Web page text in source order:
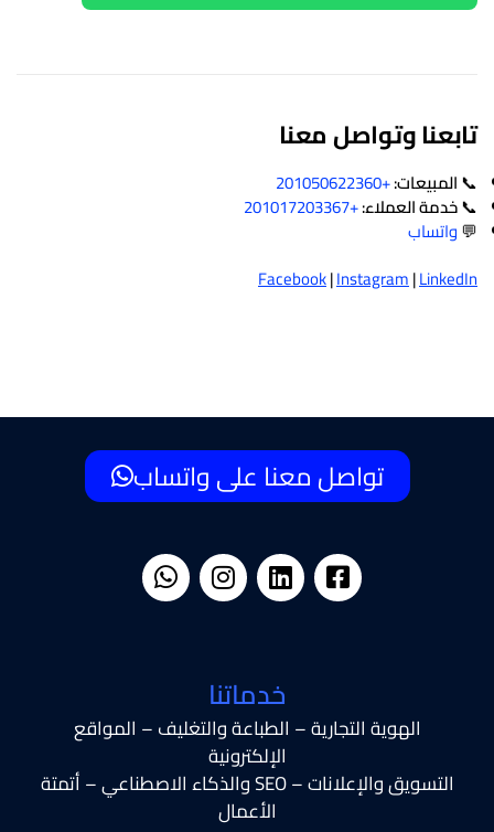
تابعنا وتواصل معنا
📞المبيعات:+201050622360
📞خدمة العملاء:+201017203367
💬واتساب
Facebook|Instagram|LinkedIn
تواصل معنا على واتساب
خدماتنا
الهوية التجارية – الطباعة والتغليف – المواقع
الإلكترونية
التسويق والإعلانات – SEO والذكاء الاصطناعي – أتمتة
الأعمال